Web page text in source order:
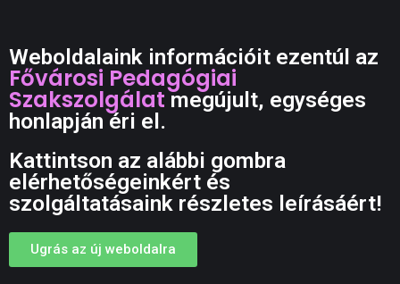
Weboldalaink információit ezentúl az
Fővárosi Pedagógiai
Szakszolgálatmegújult, egységes
honlapján éri el.
Kattintson az alábbi gombra
elérhetőségeinkért és
szolgáltatásaink részletes leírásáért!
Ugrás az új weboldalra